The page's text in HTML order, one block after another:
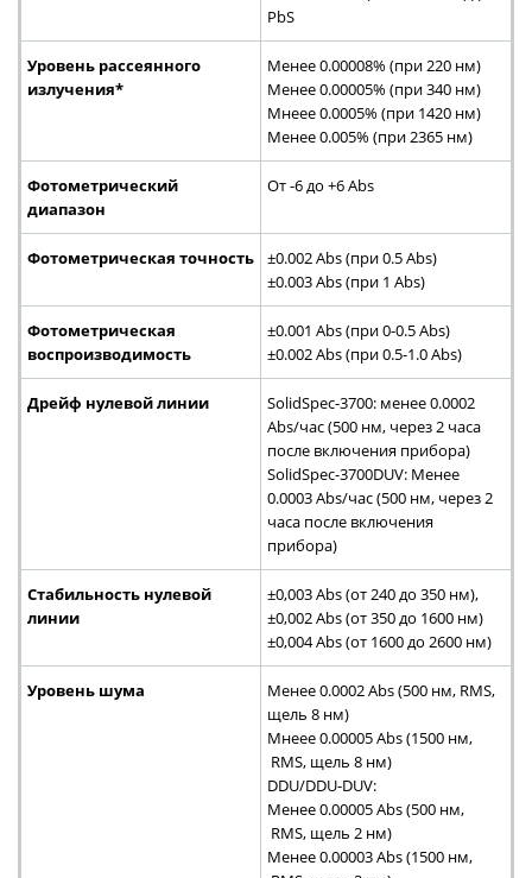
PbS
Уровень рассеянного
излучения*
Менее 0.00008% (при 220 нм)
Менее 0.00005% (при 340 нм)
Мнеее 0.0005% (при 1420 нм)
Менее 0.005% (при 2365 нм)
Фотометрический
диапазон
От -6 до +6 Abs
Фотометрическая точность
±0.002 Abs (при 0.5 Abs)
±0.003 Abs (при 1 Abs)
Фотометрическая
воспроизводимость
±0.001 Abs (при 0-0.5 Abs)
±0.002 Abs (при 0.5-1.0 Abs)
Дрейф нулевой линии
SolidSpec-3700: менее 0.0002
Аbs/час (500 нм, через 2 часа
после включения прибора)
SolidSpec-3700DUV: Менее
0.0003 Аbs/час (500 нм, через 2
часа после включения
прибора)
Стабильность нулевой
линии
±0,003 Abs (от 240 до 350 нм),
±0,002 Abs (от 350 до 1600 нм)
±0,004 Abs (от 1600 до 2600 нм)
Уровень шума
Менее 0.0002 Abs (500 нм, RMS,
щель 8 нм)
Мнеее 0.00005 Abs (1500 нм,
RMS, щель 8 нм)
DDU/DDU-DUV:
Менее 0.00005 Abs (500 нм,
RMS, щель 2 нм)
Менее 0.00003 Abs (1500 нм,